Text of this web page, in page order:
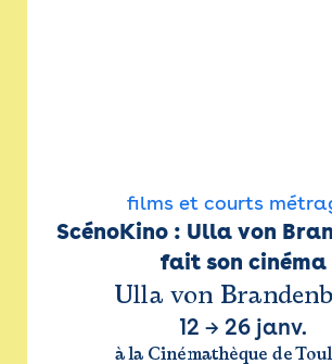
films et courts
ScénoKino : Ulla von
fait son cinéma
Ulla von
12 → 26 janv.
à la Cinémathèque de